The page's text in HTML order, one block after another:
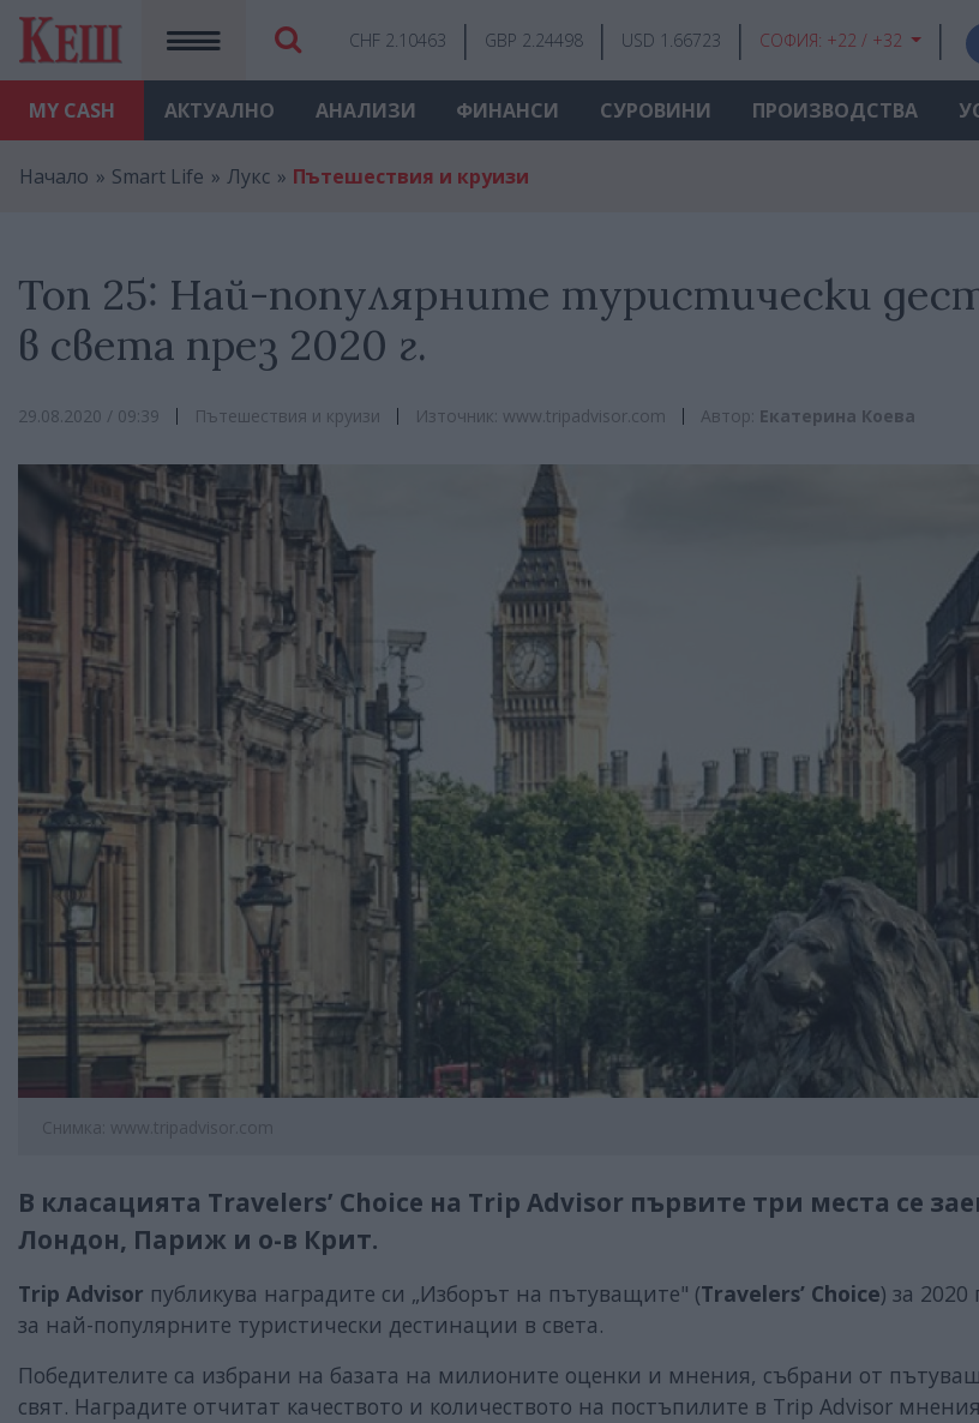
MY CASH
CHF 2.10463 GBP 2.24498 USD 1.66723 СОФИЯ: +22 / +32
АКТУАЛНО АНАЛИЗИ ФИНАНСИ СУРОВИНИ ПРОИЗВОДСТВА
Начало Smart Life Лукс Пътешествия и круизи
Топ 25: Най-популярните туристически
в света през 2020 г.
29.08.2020 / 09:39 Пътешествия и круизи Източник: www.tripadvisor.com Автор: Екатерина Коева
Снимка: www.tripadvisor.com
В класацията Travelers’ Choice на Trip Advisor първите три места се
Лондон, Париж и о-в Крит.
Trip Advisor публикува наградите си „Изборът на пътуващите" (Travelers’ Choice) за 2020
за най-популярните туристически дестинации в света.
Победителите са избрани на базата на милионите оценки и мнения, събрани от
свят. Наградите отчитат качеството и количеството на постъпилите в Trip Advisor